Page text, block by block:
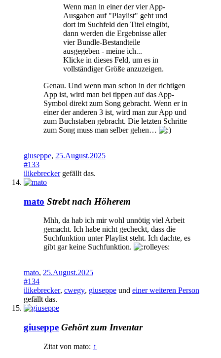
Wenn man in einer der vier App-
Ausgaben auf "Playlist" geht und
dort im Suchfeld den Titel eingibt,
dann werden die Ergebnisse aller
vier Bundle-Bestandteile
ausgegeben - meine ich...
Klicke in dieses Feld, um es in
vollständiger Größe anzuzeigen.
Genau. Und wenn man schon in der richtigen
App ist, wird man bei tippen auf das App-
Symbol direkt zum Song gebracht. Wenn er in
einer der anderen 3 ist, wird man zur App und
zum Buchstaben gebracht. Die letzten Schritte
zum Song muss man selber gehen…
giuseppe, 25.August.2025
#133
ilikebreckergefällt das.
mato Strebt nach Höherem
Mhh, da hab ich mir wohl unnötig viel Arbeit
gemacht. Ich habe nicht gecheckt, dass die
Suchfunktion unter Playlist steht. Ich dachte, es
gibt gar keine Suchfunktion.
mato, 25.August.2025
#134
ilikebrecker, cwegy, giuseppe und einer weiteren Person
gefällt das.
giuseppe Gehört zum Inventar
Zitat von mato: ↑